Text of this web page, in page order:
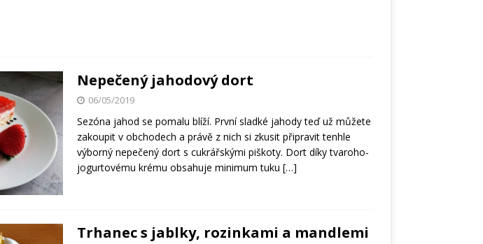
Nepečený jahodový dort
06/05/2019
Sezóna jahod se pomalu blíží. První sladké jahody teď už můžete
zakoupit v obchodech a právě z nich si zkusit připravit tenhle
výborný nepečený dort s cukrářskými piškoty. Dort díky tvaroho-
jogurtovému krému obsahuje minimum tuku […]
Trhanec s jablky, rozinkami a mandlemi